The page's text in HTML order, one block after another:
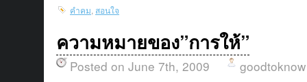
คำคม สอนใจ
ความหมายของ”การให้”
Posted on June 7th, 2009 goodtoknow